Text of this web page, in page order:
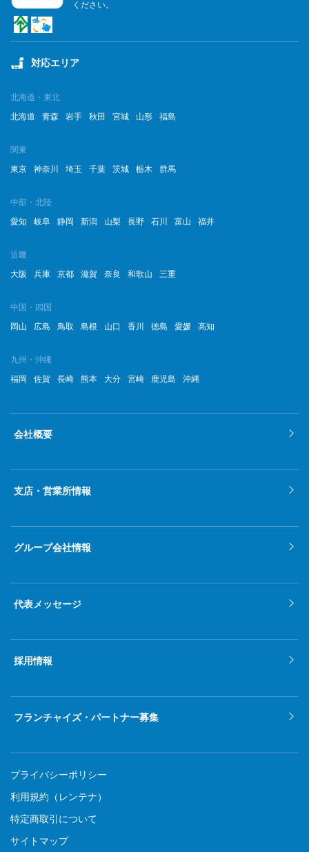
ください。
対応エリア
北海道・東北
北海道
青森 岩手 秋田 宮城 山形 福島
関東
東京
神奈川 埼玉 千葉 茨城 栃木 群馬
中部・北陸
愛知
岐阜 静岡 新潟 山梨 長野 石川 富山 福井
近畿
大阪
兵庫 京都 滋賀 奈良 和歌山 三重
中国・四国
岡山
広島 鳥取 島根 山口 香川 徳島 愛媛 高知
九州・沖縄
福岡
佐賀 長崎 熊本 大分 宮崎 鹿児島 沖縄
会社概要
支店・営業所情報
グループ会社情報
代表メッセージ
採用情報
フランチャイズ・パートナー募集
プライバシーポリシー
利用規約（レンテナ）
特定商取引について
サイトマップ